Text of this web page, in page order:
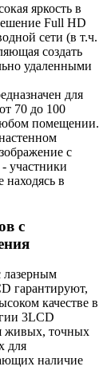
яркость в
Full HD
сети (в т.ч.
создать
удаленными
для
70 до 100
помещении.
с
участники
находясь в
с
лазерным
гарантируют,
качестве в
3LCD
живых, точных
для
наличие